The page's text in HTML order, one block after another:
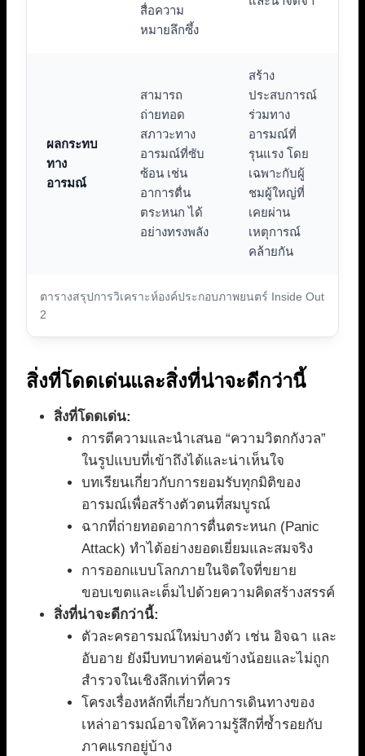
ตารางสรุปการวิเคราะห์องค์ประกอบภาพยนตร์ Inside Out
2
สื่อความ
หมายลึกซึ้ง
ผลกระทบ
ทาง
อารมณ์
สามารถ
ถ่ายทอด
สภาวะทาง
อารมณ์ที่ซับ
ซ้อน เช่น
อาการตื่น
ตระหนก ได้
อย่างทรงพลัง
สร้าง
ประสบการณ์
ร่วมทาง
อารมณ์ที่
รุนแรง โดย
เฉพาะกับผู้
ชมผู้ใหญ่ที่
เคยผ่าน
เหตุการณ์
คล้ายกัน
สิ่งที่โดดเด่นและสิ่งที่น่าจะดีกว่านี้
สิ่งที่โดดเด่น:
การตีความและนำเสนอ “ความวิตกกังวล”
ในรูปแบบที่เข้าถึงได้และน่าเห็นใจ
บทเรียนเกี่ยวกับการยอมรับทุกมิติของ
อารมณ์เพื่อสร้างตัวตนที่สมบูรณ์
ฉากที่ถ่ายทอดอาการตื่นตระหนก (Panic
Attack) ทำได้อย่างยอดเยี่ยมและสมจริง
การออกแบบโลกภายในจิตใจที่ขยาย
ขอบเขตและเต็มไปด้วยความคิดสร้างสรรค์
สิ่งที่น่าจะดีกว่านี้:
ตัวละครอารมณ์ใหม่บางตัว เช่น อิจฉา และ
อับอาย ยังมีบทบาทค่อนข้างน้อยและไม่ถูก
สำรวจในเชิงลึกเท่าที่ควร
โครงเรื่องหลักที่เกี่ยวกับการเดินทางของ
เหล่าอารมณ์อาจให้ความรู้สึกที่ซ้ำรอยกับ
ภาคแรกอยู่บ้าง